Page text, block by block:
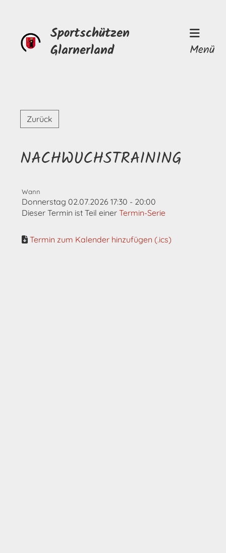
Sportschützen
Glarnerland
Menü
Zurück
NACHWUCHSTRAINING
Wann
Donnerstag 02.07.2026 17:30 - 20:00
Dieser Termin ist Teil einer Termin-Serie
Termin zum Kalender hinzufügen (.ics)